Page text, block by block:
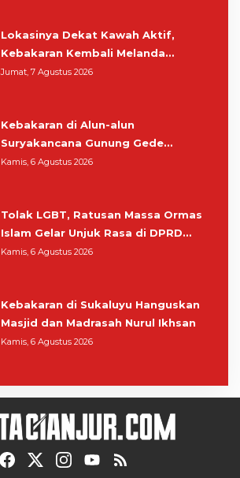
Lokasinya Dekat Kawah Aktif,
Kebakaran Kembali Melanda
Kawasan Gunung Gede Pangrango
Jumat, 7 Agustus 2026
Kebakaran di Alun-alun
Suryakancana Gunung Gede
Pangrango, Relawan dan Warga
Kamis, 6 Agustus 2026
Tolak LGBT, Ratusan Massa Ormas
Islam Gelar Unjuk Rasa di DPRD
Cianjur
Kamis, 6 Agustus 2026
Kebakaran di Sukaluyu Hanguskan
Masjid dan Madrasah Nurul Ikhsan
Kamis, 6 Agustus 2026